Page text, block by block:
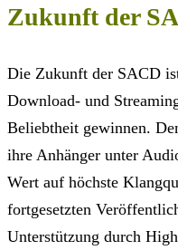
Zukunft der
Die Zukunft der SACD
Download- und
Beliebtheit gewinnen.
ihre Anhänger unter
Wert auf höchste
fortgesetzten
Unterstützung durch